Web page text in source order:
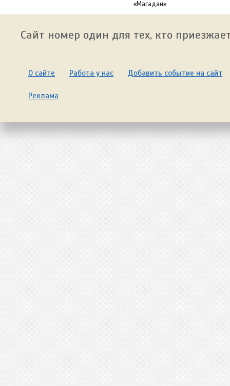
«Магадан»
Сайт номер один для тех, кто
О сайте Работа у нас Добавить событие на сайт
Реклама